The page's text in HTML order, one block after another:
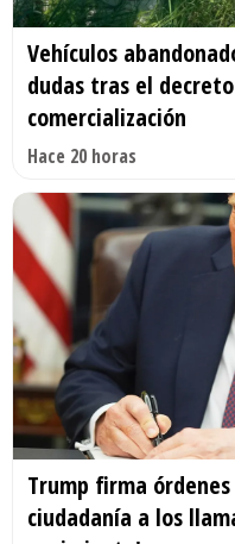
Vehículos
dudas tras el
comercialización
Hace 20 horas
Trump firma
ciudadanía a los